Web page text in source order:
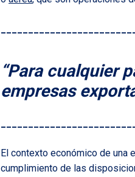
“Para cualquier
empresas
El contexto económico de una
cumplimiento de las